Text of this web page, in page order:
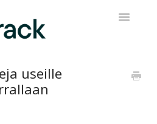
Toggle
PT Direct
useille